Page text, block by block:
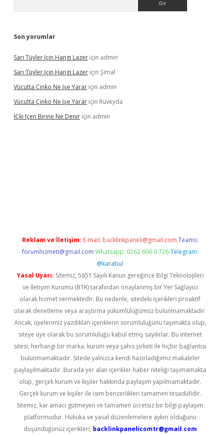
Son yorumlar
Sarı Tüyler Için Hangi Lazer için admin
Sarı Tüyler Için Hangi Lazer için Şimal
Vücutta Çinko Ne Işe Yarar için admin
Vücutta Çinko Ne Işe Yarar için Rüveyda
İÇki Içen Birine Ne Denir için admin
Reklam ve İletişim: E-mail: backlinkpaneli@gmail.com Teams:
forumhizmeti@gmail.com Whatsapp: 0262 606 0 726 Telegram:
@karabul
Yasal Uyarı: Sitemiz, 5651 Sayılı Kanun gereğince Bilgi Teknolojileri
ve İletişim Kurumu (BTK) tarafından onaylanmış bir Yer Sağlayıcı
olarak hizmet vermektedir. Bu nedenle, sitedeki içerikleri proaktif
olarak denetleme veya araştırma yükümlülüğümüz bulunmamaktadır.
Ancak, üyelerimiz yazdıkları içeriklerin sorumluluğunu taşımakta olup,
siteye üye olarak bu sorumluluğu kabul etmiş sayılırlar. Bu internet
sitesi, herhangi bir marka, kurum veya şahıs şirketi ile hiçbir bağlantısı
bulunmamaktadır. Sitede yalnızca kendi hazırladığımız makaleler
paylaşılmaktadır. Burada yer alan içerikler haber niteliği taşımamakta
olup, gerçek kurum ve kişiler hakkında paylaşım yapılmamaktadır.
Gerçek kurum ve kişiler ile isim benzerlikleri tamamen tesadüfidir.
Sitemiz, kar amacı gütmeyen ve tamamen ücretsiz bir bilgi paylaşım
platformudur. Hukuka ve yasal düzenlemelere aykırı olduğunu
düşündüğünüz içerikleri, backlinkpanelicomtr@gmail.com